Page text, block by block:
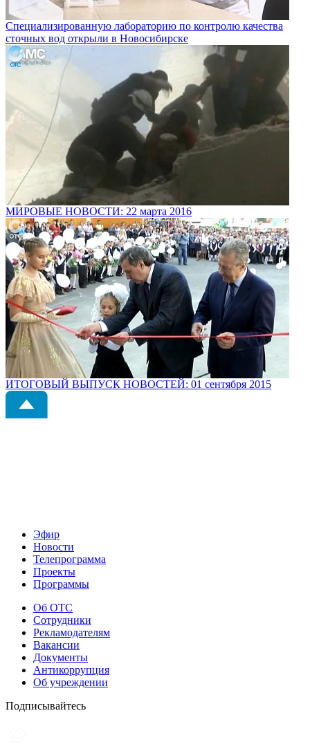
Специализированную лабораторию по контролю качества
сточных вод открыли в Новосибирске
МИРОВЫЕ НОВОСТИ: 22 марта 2016
ИТОГОВЫЙ ВЫПУСК НОВОСТЕЙ: 01 сентября 2015
Эфир
Новости
Телепрограмма
Проекты
Программы
Об ОТС
Сотрудники
Рекламодателям
Вакансии
Документы
Антикоррупция
Об учреждении
Подписывайтесь